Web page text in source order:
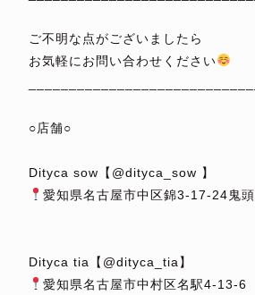
ご不明な点がございましたら
お気軽にお問い合わせください
○店舗○
Dityca sow【@dityca_sow 】
愛知県名古屋市中区錦3-17-24鬼
Dityca tia【@dityca_tia】
愛知県名古屋市中村区名駅4-13-6